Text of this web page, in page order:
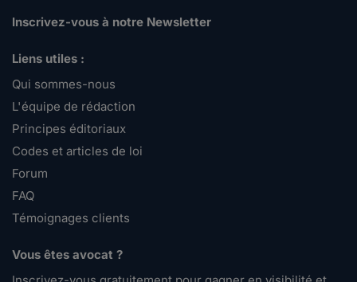
Inscrivez-vous à notre Newsletter
Liens utiles :
Qui sommes-nous
L'équipe de rédaction
Principes éditoriaux
Codes et articles de loi
Forum
FAQ
Témoignages clients
Vous êtes avocat ?